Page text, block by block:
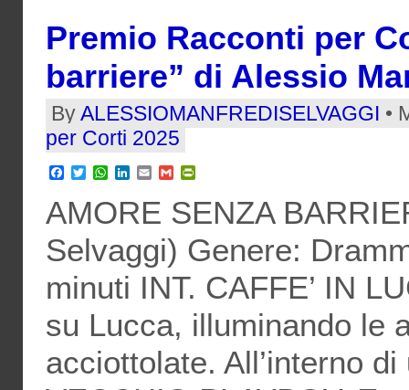
Premio Racconti per
barriere” di Alessio
ByALESSIOMANFREDISELVAGGI •
per Corti 2025
Facebook
TwitterWhatsApp
LinkedIn
EmailGmail
AMORE SENZA
Selvaggi) Genere:
minuti INT. CAFFE’ IN
su Lucca, illuminando le
acciottolate. All’interno